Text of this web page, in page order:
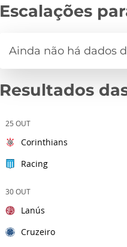
Escalações
Resultados
25 OUT
Corinthians
Racing
30 OUT
Lanús
Cruzeiro